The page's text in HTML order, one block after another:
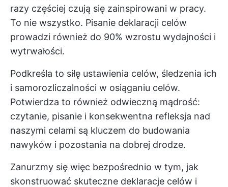
razy częściej czują się zainspirowani w pracy.
To nie wszystko. Pisanie deklaracji celów
prowadzi również do 90% wzrostu wydajności i
wytrwałości.
Podkreśla to siłę ustawienia celów, śledzenia ich
i samorozliczalności w osiąganiu celów.
Potwierdza to również odwieczną mądrość:
czytanie, pisanie i konsekwentna refleksja nad
naszymi celami są kluczem do budowania
nawyków i pozostania na dobrej drodze.
Zanurzmy się więc bezpośrednio w tym, jak
skonstruować skuteczne deklaracje celów i